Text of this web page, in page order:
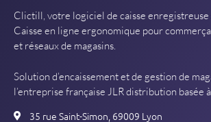
Clictill, votre logiciel de caisse
Caisse en ligne ergonomique pour
et réseaux de magasins.
Solution d’encaissement et de gestion de
l’entreprise française JLR distribution basée
35 rue Saint-Simon, 69009 Lyon